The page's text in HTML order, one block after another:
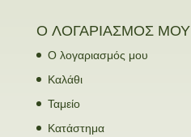
Ο ΛΟΓΑΡΙΑΣΜΟΣ ΜΟΥ
Ο λογαριασμός μου
Καλάθι
Ταμείο
Κατάστημα